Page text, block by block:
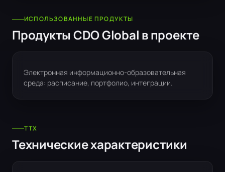
ИСПОЛЬЗОВАННЫЕ ПРОДУКТЫ
Продукты CDO Global в проекте
Электронная информационно-образовательная
среда: расписание, портфолио, интеграции.
ТТX
Технические характеристики